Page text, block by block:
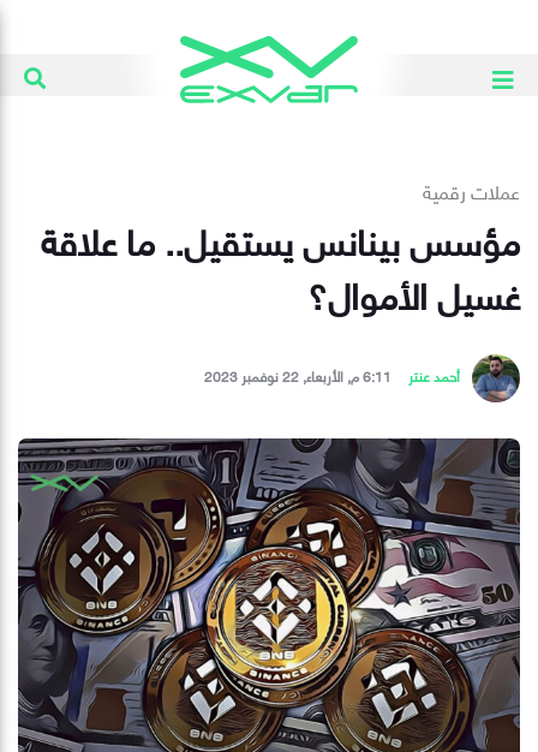
عملات رقمية
مؤسس بينانس يستقيل.. ما علاقة
غسيل الأموال؟
أحمد عنتر 6:11 م, الأربعاء, 22 نوفمبر 2023